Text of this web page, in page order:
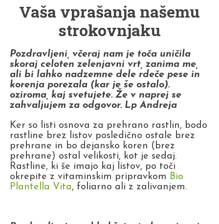
Vaša vprašanja našemu
strokovnjaku
Pozdravljeni, včeraj nam je toča uničila
skoraj celoten zelenjavni vrt, zanima me,
ali bi lahko nadzemne dele rdeče pese in
korenja porezala (kar je še ostalo).
oziroma, kaj svetujete. Že v naprej se
zahvaljujem za odgovor. Lp Andreja
Ker so listi osnova za prehrano rastlin, bodo
rastline brez listov posledično ostale brez
prehrane in bo dejansko koren (brez
prehrane) ostal velikosti, kot je sedaj.
Rastline, ki še imajo kaj listov, po toči
okrepite z vitaminskim pripravkom Bio
Plantella Vita, foliarno ali z zalivanjem.